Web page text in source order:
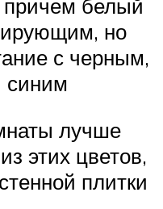
белый
но
с черным,
синим
лучше
этих цветов,
плитки